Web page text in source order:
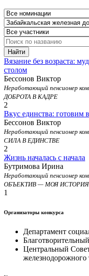
Найти
Вязание без возраста:
столом
Бессонов Виктор
Неработающий пенсионер
ДОБРОТА В КАДРЕ
2
Вкус единства: готовим
Бессонов Виктор
Неработающий пенсионер
СИЛА В ЕДИНСТВЕ
2
Жизнь началась с начала
Бутримова Ирина
Неработающий пенсионер
ОБЪЕКТИВ — МОЯ ИСТОРИЯ
1
Организаторы конкурса
Департамент
Центральный
железнодорожного